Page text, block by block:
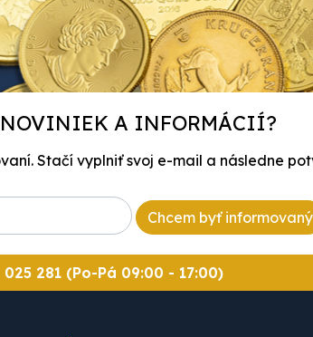
A INFORMÁCIÍ?
Stačí vyplniť svoj e-mail a následne
Chcem byť informovaný
025 281 (Po-Pá 09:00 - 17:00)